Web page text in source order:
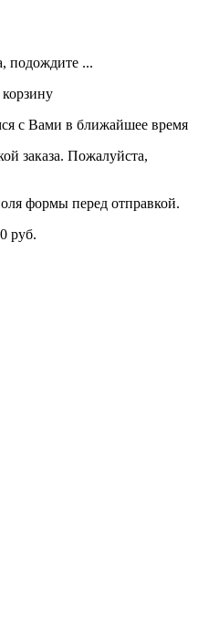
подождите ...
с Вами в ближайшее время
заказа. Пожалуйста,
формы перед отправкой.
руб.